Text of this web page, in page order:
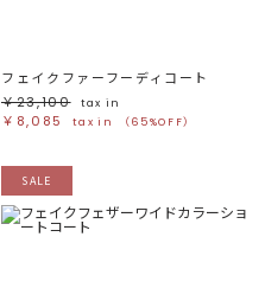
フェイクファーフーディコート
￥23,100
tax in
￥8,085 tax in （65%OFF）
SALE